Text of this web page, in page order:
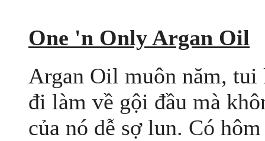
One 'n Only Argan Oil
Argan Oil muôn năm,
đi làm về gội đầu mà
của nó dễ sợ lun. Có